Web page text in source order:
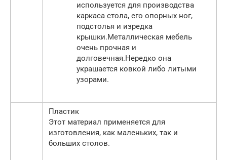
используется для производства
каркаса стола, его опорных ног,
подстолья и изредка
крышки.Металлическая мебель
очень прочная и
долговечная.Нередко она
украшается ковкой либо литыми
узорами.
Пластик
Этот материал применяется для
изготовления, как маленьких, так и
больших столов.